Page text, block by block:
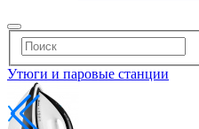
Утюги и паровые станции